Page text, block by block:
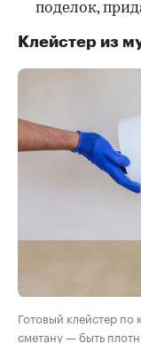
поделок,
Клейстер из
Готовый клейстер
сметану — быть